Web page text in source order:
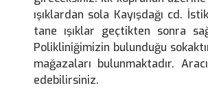
ışıklardan sola Kayışdağı cd.
tane ışıklar geçtikten sonra
Polikliniğimizin bulunduğu
mağazaları bulunmaktadır.
edebilirsiniz.